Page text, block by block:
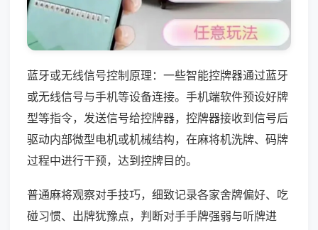
蓝牙或无线信号控制原理：一些智能控牌器通过蓝牙
或无线信号与手机等设备连接。手机端软件预设好牌
型等指令，发送信号给控牌器，控牌器接收到信号后
驱动内部微型电机或机械结构，在麻将机洗牌、码牌
过程中进行干预，达到控牌目的。
普通麻将观察对手技巧，细致记录各家舍牌偏好、吃
碰习惯、出牌犹豫点，判断对手手牌强弱与听牌进